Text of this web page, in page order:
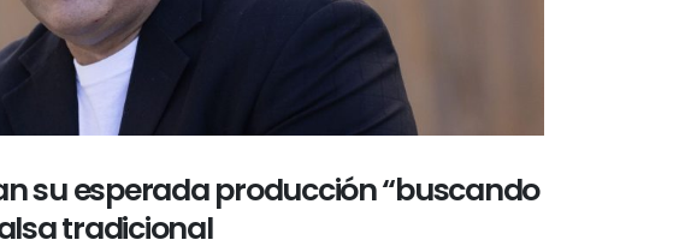
su esperada producción “buscando
tradicional